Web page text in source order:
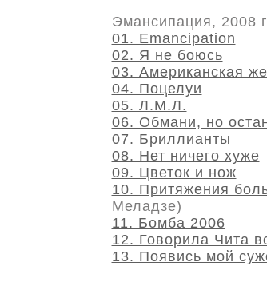
Эмансипация, 2008
01. Emancipation
02. Я не боюсь
03. Американская
04. Поцелуи
05. Л.М.Л.
06. Обмани, но
07. Бриллианты
08. Нет ничего хуже
09. Цветок и нож
10. Притяжения
Меладзе)
11. Бомба 2006
12. Говорила Чита
13. Появись мой